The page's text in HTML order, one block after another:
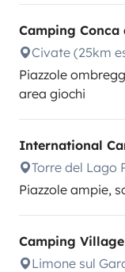
Camping Conca
Civate (25km
Piazzole
area giochi
International
Torre del Lago
Piazzole ampie,
Camping
Limone sul